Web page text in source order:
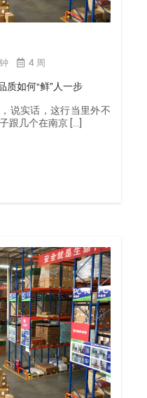
4 周
质如何“鲜”人一步
说实话，这行当里外不
跟几个在南京 […]